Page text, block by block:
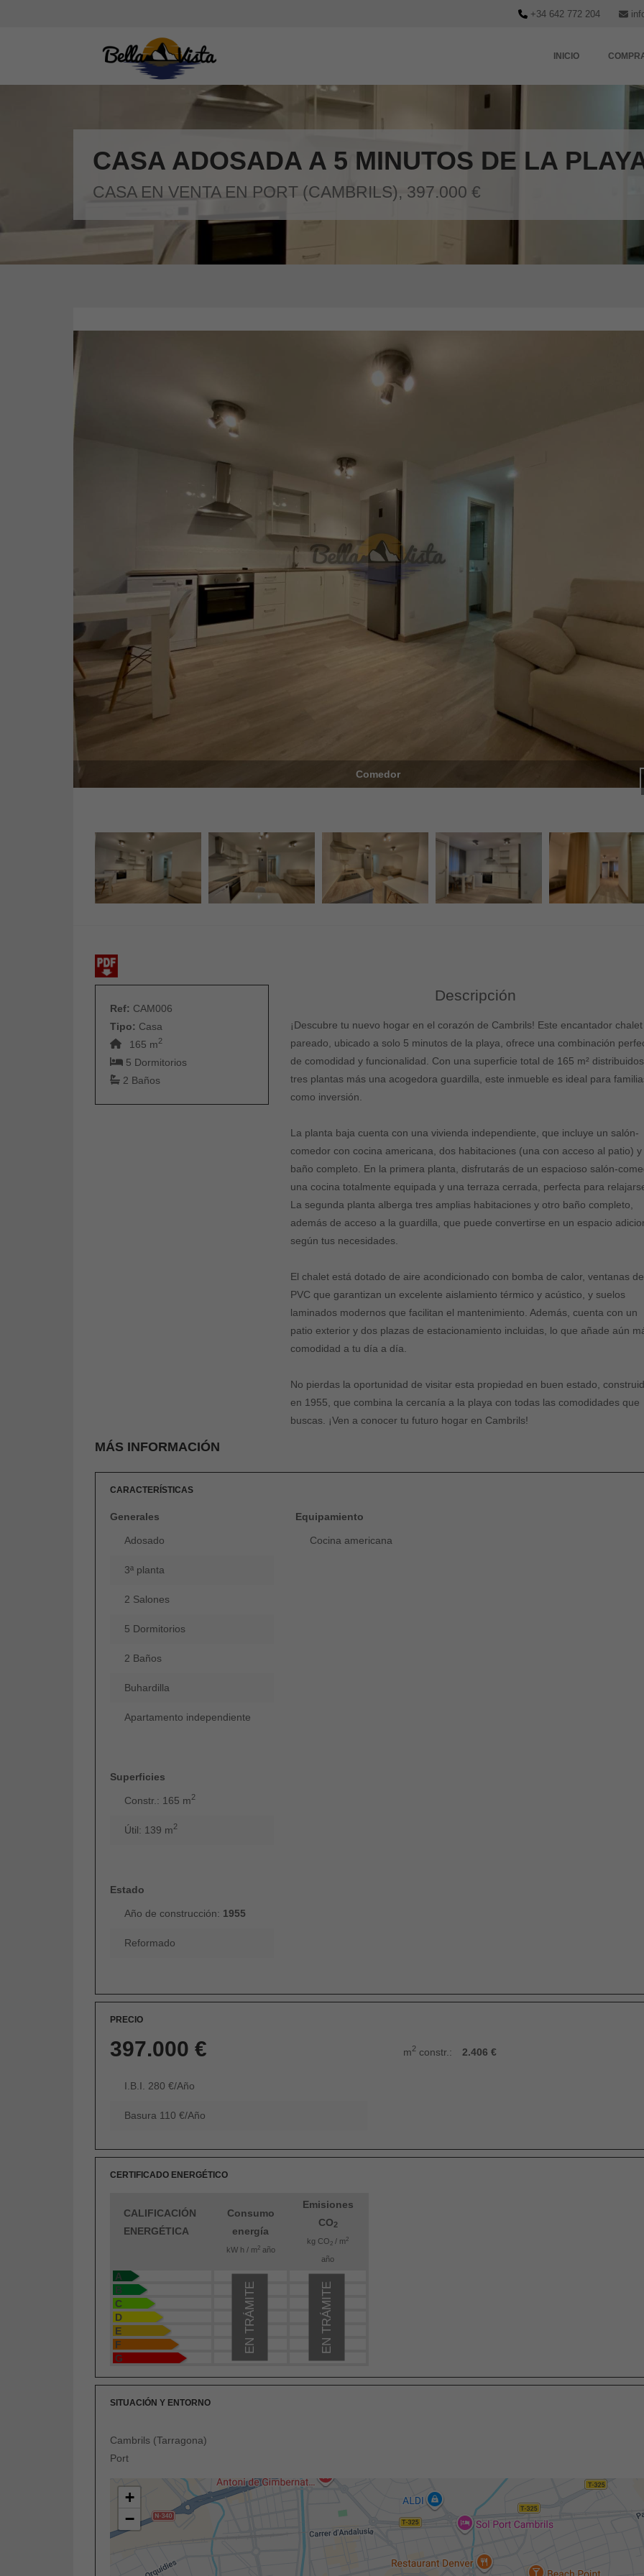
+34 642 772 204
INICIO
CASA ADOSADA A 5 MINUTOS DE LA
CASA EN VENTA EN PORT (CAMBRILS), 397.000 €
Comedor
Ref: CAM006
Tipo: Casa
165 m2
5 Dormitorios
2 Baños
Descripción
¡Descubre tu nuevo hogar en el corazón de Cambrils! Este encantador chalet
pareado, ubicado a solo 5 minutos de la playa, ofrece una combinación
de comodidad y funcionalidad. Con una superficie total de 165 m²
tres plantas más una acogedora guardilla, este inmueble es ideal para
como inversión.
La planta baja cuenta con una vivienda independiente, que incluye un salón-
comedor con cocina americana, dos habitaciones (una con acceso al patio) y
baño completo. En la primera planta, disfrutarás de un espacioso salón-
una cocina totalmente equipada y una terraza cerrada, perfecta para
La segunda planta alberga tres amplias habitaciones y otro baño completo,
además de acceso a la guardilla, que puede convertirse en un espacio
según tus necesidades.
El chalet está dotado de aire acondicionado con bomba de calor, ventanas de
PVC que garantizan un excelente aislamiento térmico y acústico, y suelos
laminados modernos que facilitan el mantenimiento. Además, cuenta con un
patio exterior y dos plazas de estacionamiento incluidas, lo que añade aún
comodidad a tu día a día.
No pierdas la oportunidad de visitar esta propiedad en buen estado,
en 1955, que combina la cercanía a la playa con todas las comodidades que
buscas. ¡Ven a conocer tu futuro hogar en Cambrils!
MÁS INFORMACIÓN
CARACTERÍSTICAS
Generales
Adosado
3ª planta
2 Salones
5 Dormitorios
2 Baños
Buhardilla
Apartamento independiente
Superficies
Constr.: 165 m2
Útil: 139 m2
Estado
Año de construcción: 1955
Reformado
Equipamiento
Cocina americana
PRECIO
397.000 € m2constr.: 2.406 €
I.B.I. 280 €/Año
Basura 110 €/Año
CERTIFICADO ENERGÉTICO
CALIFICACIÓN
ENERGÉTICA
Consumo
energía
kW h / m 2año
Emisiones
CO2
kg CO 2 / m 2
año
A
B
C
D
E
F
G
EN TRÁMITE
EN TRÁMITE
SITUACIÓN Y ENTORNO
Cambrils (Tarragona)
Port
+
−